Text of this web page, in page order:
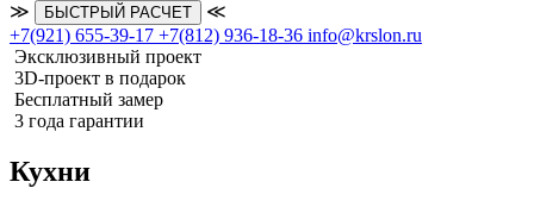
≫ БЫСТРЫЙ РАСЧЕТ
≪
+7(921) 655-39-17 +7(812) 936-18-36 info@krslon.ru
Эксклюзивный проект
3D-проект в подарок
Бесплатный замер
3 года гарантии
Кухни